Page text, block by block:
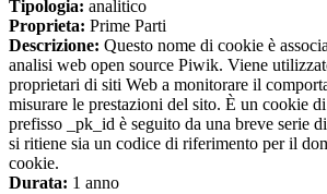
Tipologia: analitico
Proprieta: Prime Parti
Descrizione: Questo nome di cookie è
analisi web open source Piwik. Viene
proprietari di siti Web a monitorare il
misurare le prestazioni del sito. È un cookie
prefisso _pk_id è seguito da una breve serie
si ritiene sia un codice di riferimento per il
cookie.
Durata: 1 anno